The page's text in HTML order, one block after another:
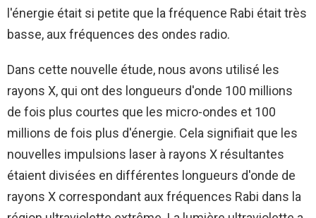
l'énergie était si petite que la fréquence Rabi était très
basse, aux fréquences des ondes radio.
Dans cette nouvelle étude, nous avons utilisé les
rayons X, qui ont des longueurs d'onde 100 millions
de fois plus courtes que les micro-ondes et 100
millions de fois plus d'énergie. Cela signifiait que les
nouvelles impulsions laser à rayons X résultantes
étaient divisées en différentes longueurs d'onde de
rayons X correspondant aux fréquences Rabi dans la